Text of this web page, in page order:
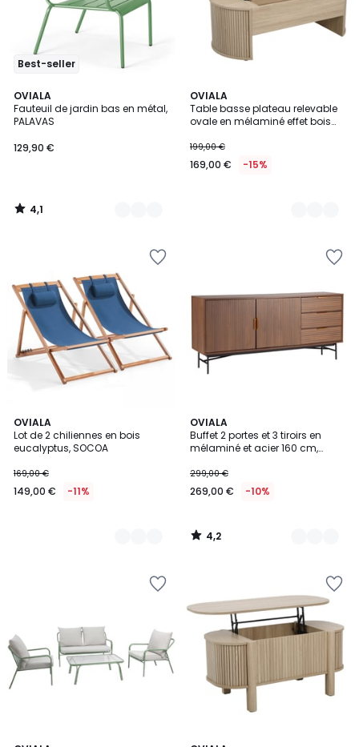
Best-seller
OVIALA
Fauteuil de jardin bas en métal,
PALAVAS
129,90 €
4,1
/ 5
7
Couleurs
4,1
/
OVIALA
Table basse plateau relevable
ovale en mélaminé effet bois
199,00 €
169,00 € -15%
3
Couleurs
OVIALA
Lot de 2 chiliennes en bois
eucalyptus, SOCOA
169,00 €
149,00 € -11%
5
Couleurs
OVIALA
Buffet 2 portes et 3 tiroirs en
mélaminé et acier 160 cm,
299,00 €
269,00 € -10%
4,2
/ 5
2
Couleurs
4,2
/